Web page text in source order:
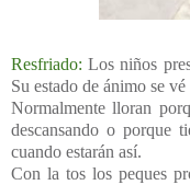
Resfriado: Los niños
Su estado de ánimo se
Normalmente lloran
descansando o porque
cuando estarán así.
Con la tos los peques